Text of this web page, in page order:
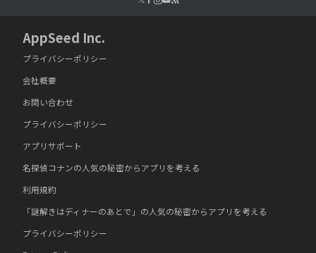
AppSeed Inc.
プライバシーポリシー
会社概要
お問い合わせ
プライバシーポリシー
アプリサポート
名探偵コナンの人気の秘密からアプリを考える
利用規約
「謎解きはディナーのあとで」の人気の秘密からアプリを考える
プライバシーポリシー